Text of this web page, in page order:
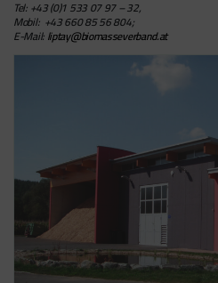
Tel: +43 (0)1 533 07 97 – 32,
Mobil: +43660 85 56 804;
E-Mail:liptay@biomasseverband.at